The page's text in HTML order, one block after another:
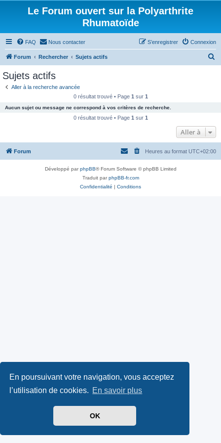
En poursuivant votre navigation, vous acceptez
l’utilisation de cookies. En savoir plus
OK
Le Forum ouvert sur la Polyarthrite
Rhumatoïde
FAQ Nous contacter Connexion
S’enregistrer
Forum Rechercher Sujets actifs
c
e
Sujets actifs
Aller à la recherche avancée
0 résultat trouvé • Page 1 sur 1
Aucun sujet ou message ne correspond à vos critères de recherche.
0 résultat trouvé • Page 1 sur 1
Aller à
Forum Heures au format UTC+02:00
Développé parphpBB® Forum Software © phpBB Limited
Traduit parphpBB-fr.com
Confidentialité | Conditions